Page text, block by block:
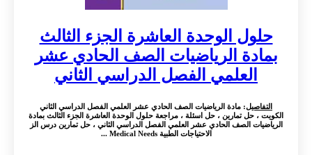
حلول الوحدة العاشرة الجزء الثالث
بمادة الرياضيات الصف الحادي عشر
العلمي الفصل الدراسي الثاني
التفاصيل: مادة الرياضيات الصف الحادي عشر العلمي الفصل الدراسي الثاني
الكويت ، حل تمارين ، حل اسئلة ، مراجعة حلول الوحدة العاشرة الجزء الثالث بمادة
الرياضيات الصف الحادي عشر العلمي الفصل الدراسي الثاني ، حل تمارين درس الز
الاحتياجات الطبية Medical Needs ...